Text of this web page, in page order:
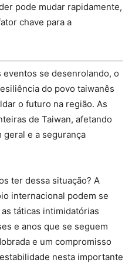
pode mudar rapidamente,
chave para a
se desenrolando, o
do povo taiwanês
o futuro na região. As
de Taiwan, afetando
e a segurança
ter dessa situação? A
internacional podem se
táticas intimidatórias
e anos que se seguem
e um compromisso
nesta importante